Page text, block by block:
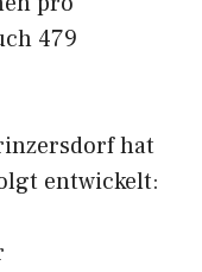
479
hat
entwickelt: